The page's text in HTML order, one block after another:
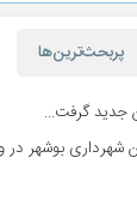
پربحث‌ترین‌ها
جدید گرفت...
شهردارى بوشهر در